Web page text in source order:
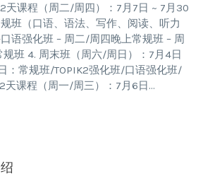
天课程（周二/周四）：7月7日 ~ 7月30
班（口语、语法、写作、阅读、听力
语强化班 – 周二/周四晚上常规班 – 周
规班 4. 周末班（周六/周日）：7月4日
：常规班/TOPIK2强化班/口语强化班/
天课程（周一/周三）：7月6日…